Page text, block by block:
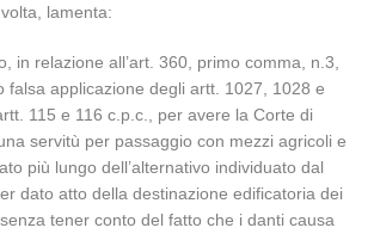
lamenta:
in relazione all’art. 360, primo comma, n.3,
falsa applicazione degli artt. 1027, 1028 e
115 e 116 c.p.c., per avere la Corte di
servitù per passaggio con mezzi agricoli e
più lungo dell’alternativo individuato dal
dato atto della destinazione edificatoria dei
tener conto del fatto che i danti causa